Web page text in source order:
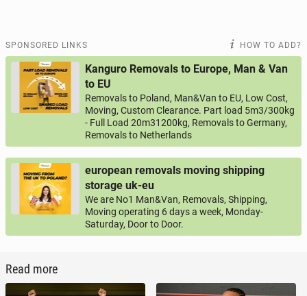
SPONSORED LINKS HOW TO ADD?
Kanguro Removals to Europe, Man & Van
to EU
Removals to Poland, Man&Van to EU, Low Cost,
Moving, Custom Clearance. Part load 5m3/300kg
- Full Load 20m31200kg, Removals to Germany,
Removals to Netherlands
european removals moving shipping
storage uk-eu
We are No1 Man&Van, Removals, Shipping,
Moving operating 6 days a week, Monday-
Saturday, Door to Door.
Read more